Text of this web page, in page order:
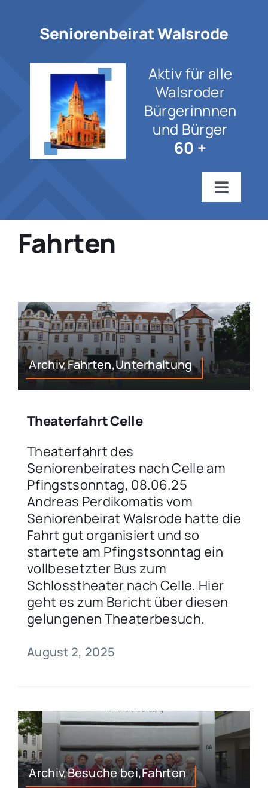
springenSeniorenbeirat Walsrode
Aktiv für alle
Walsroder
Bürgerinnnen
und Bürger
60 +
Toggle
Startseite
Wir über uns
Aktivitäten
Veranstaltungen
Sonstiges
Fahrten
Archiv,Fahrten,Unterhaltung
Theaterfahrt Celle
Theaterfahrt des
Seniorenbeirates nach Celle am
Pfingstsonntag, 08.06.25
Andreas Perdikomatis vom
Seniorenbeirat Walsrode hatte die
Fahrt gut organisiert und so
startete am Pfingstsonntag ein
vollbesetzter Bus zum
Schlosstheater nach Celle. Hier
geht es zum Bericht über diesen
gelungenen Theaterbesuch.
August 2, 2025
Archiv,Besuche bei,Fahrten